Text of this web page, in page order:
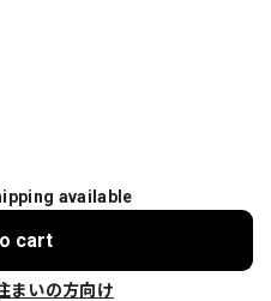
available
cart
まいの方向け